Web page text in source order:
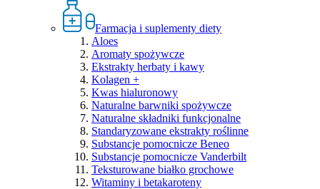
Farmacja i suplementy diety
Aloes
Aromaty spożywcze
Ekstrakty herbaty i kawy
Kolagen +
Kwas hialuronowy
Naturalne barwniki spożywcze
Naturalne składniki funkcjonalne
Standaryzowane ekstrakty roślinne
Substancje pomocnicze Beneo
Substancje pomocnicze Vanderbilt
Teksturowane białko grochowe
Witaminy i betakaroteny